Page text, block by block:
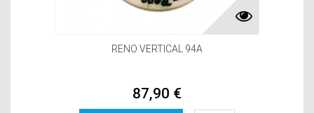
RENO VERTICAL 94A
87,90 €